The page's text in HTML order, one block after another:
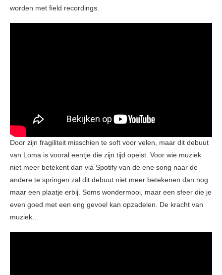
worden met field recordings.
Door zijn fragiliteit misschien te soft voor velen, maar dit debuut
van Loma is vooral eentje die zijn tijd opeist. Voor wie muziek
niet meer betekent dan via Spotify van de ene song naar de
andere te springen zal dit debuut niet meer betekenen dan nog
maar een plaatje erbij. Soms wondermooi, maar een sfeer die je
even goed met een eng gevoel kan opzadelen. De kracht van
muziek…